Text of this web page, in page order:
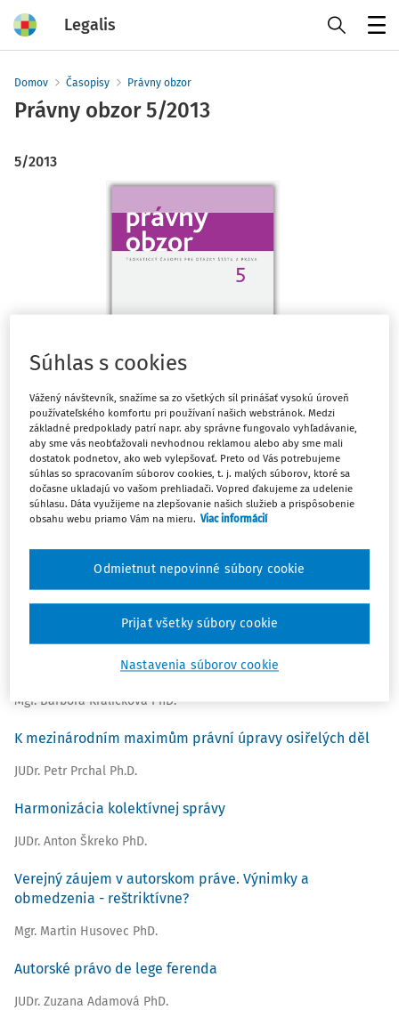
Legalis
Domov Časopisy Právny obzor
Právny obzor 5/2013
5/2013
Slobodný softvér a softvér s voľným kódom
JUDr. Ing. Miroslav Chlipala PhD.,doc. JUDr. Daniela Gregušová
CSc.
Výnimky a obmedzenia autorského práva z pohľadu
knižníc vo svetle zmien autorského zákona
Kolektívna správa práv versus súťažné právo z hľadiska
najnovších legislatívnych snáh na úrovni Európskej únie
Mgr. Barbora Králičková PhD.
K mezinárodním maximům právní úpravy osiřelých děl
JUDr. Petr Prchal Ph.D.
Harmonizácia kolektívnej správy
JUDr. Anton Škreko PhD.
Verejný záujem v autorskom práve. Výnimky a
obmedzenia - reštriktívne?
Mgr. Martin Husovec PhD.
Autorské právo de lege ferenda
JUDr. Zuzana Adamová PhD.
Súhlas s cookies
Vážený návštevník, snažíme sa zo všetkých síl prinášať vysokú úroveň
používateľského komfortu pri používaní našich webstránok. Medzi
základné predpoklady patrí napr. aby správne fungovalo vyhľadávanie,
aby sme vás neobťažovali nevhodnou reklamou alebo aby sme mali
dostatok podnetov, ako web vylepšovať. Preto od Vás potrebujeme
súhlas so spracovaním súborov cookies, t. j. malých súborov, ktoré sa
dočasne ukladajú vo vašom prehliadači. Vopred ďakujeme za udelenie
súhlasu. Dáta využijeme na zlepšovanie našich služieb a prispôsobenie
obsahu webu priamo Vám na mieru. Viac informácií
Nastavenia súborov cookie
Odmietnut nepovinné súbory cookie
Prijať všetky súbory cookie